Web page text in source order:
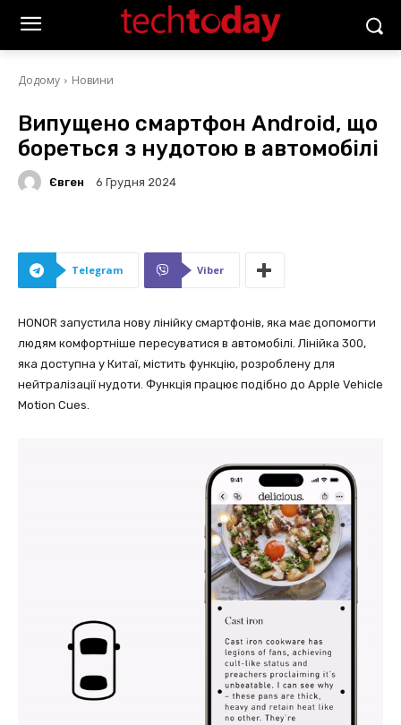
Додому Новини
Випущено смартфон Android, що
бореться з нудотою в автомобілі
Євген 6 Грудня 2024
Telegram Viber
HONOR запустила нову лінійку смартфонів, яка має допомогти
людям комфортніше пересуватися в автомобілі. Лінійка 300,
яка доступна у Китаї, містить функцію, розроблену для
нейтралізації нудоти. Функція працює подібно до Apple Vehicle
Motion Cues.